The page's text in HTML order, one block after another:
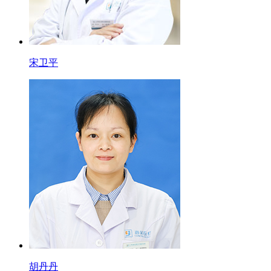
宋卫平
胡丹丹